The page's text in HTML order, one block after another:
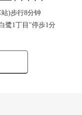
)步行8分钟
鹭1丁目"停歩1分
・・・